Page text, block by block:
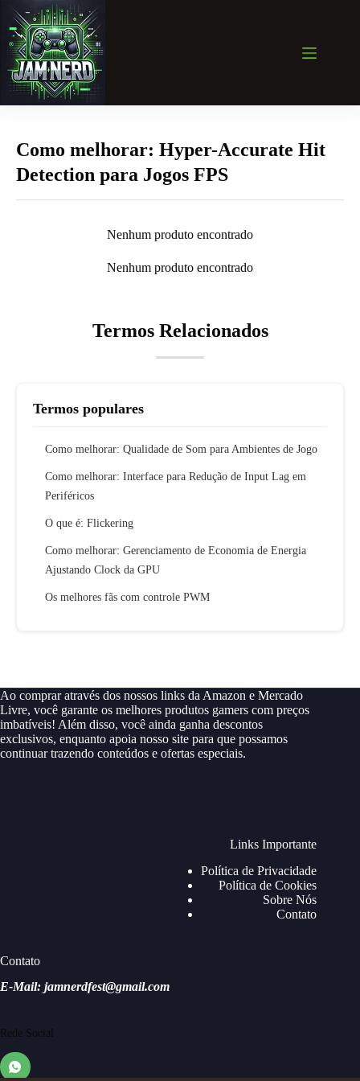
para
conteúdo
Como melhorar: Hyper-Accurate Hit
Detection para Jogos FPS
Nenhum produto encontrado
Nenhum produto encontrado
Termos Relacionados
Termos populares
Como melhorar: Qualidade de Som para Ambientes de Jogo
Como melhorar: Interface para Redução de Input Lag em
Periféricos
O que é: Flickering
Como melhorar: Gerenciamento de Economia de Energia
Ajustando Clock da GPU
Os melhores fãs com controle PWM
Ao comprar através dos nossos links da Amazon e Mercado
Livre, você garante os melhores produtos gamers com preços
imbatíveis! Além disso, você ainda ganha descontos
exclusivos, enquanto apoia nosso site para que possamos
continuar trazendo conteúdos e ofertas especiais.
Links Importante
Política de Privacidade
Política de Cookies
Sobre Nós
Contato
Contato
E-Mail: jamnerdfest@gmail.com
Rede Social